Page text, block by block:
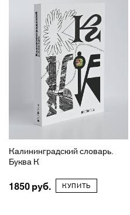
Калининградский словарь.
Буква К
1850 КУПИТЬ